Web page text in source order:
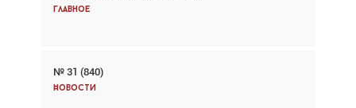
Главное
№ 31 (840)
Новости
Главное
Авиационный фотограф Дэйв Кох: «Фотография
говорит сама за себя... а ИИ всё портит»